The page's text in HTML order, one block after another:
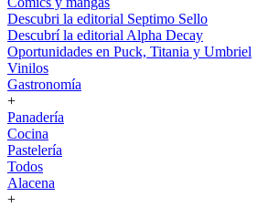
Descubri la editorial Septimo Sello
Descubrí la editorial Alpha Decay
Oportunidades en Puck, Titania y Umbriel
Vinilos
Gastronomía
+
Panadería
Cocina
Pastelería
Todos
Alacena
+